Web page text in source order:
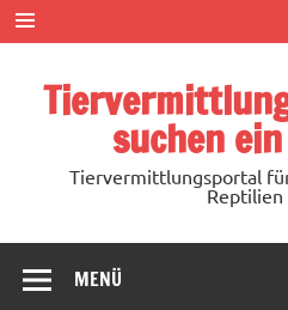
Zum
Inhalt
springen
suchen
Tiervermittlungsportal
Reptilien
MENÜ